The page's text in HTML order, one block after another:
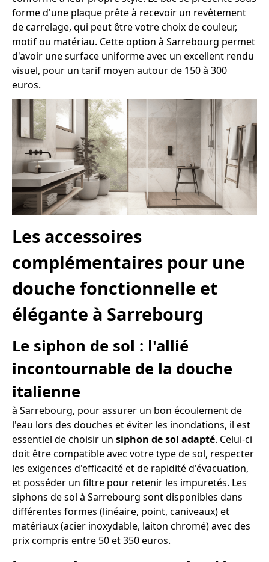
forme d'une plaque prête à recevoir un revêtement
de carrelage, qui peut être votre choix de couleur,
motif ou matériau. Cette option à Sarrebourg permet
d'avoir une surface uniforme avec un excellent rendu
visuel, pour un tarif moyen autour de 150 à 300
euros.
Les accessoires
complémentaires pour une
douche fonctionnelle et
élégante à Sarrebourg
Le siphon de sol : l'allié
incontournable de la douche
italienne
à Sarrebourg, pour assurer un bon écoulement de
l'eau lors des douches et éviter les inondations, il est
essentiel de choisir un siphon de sol adapté. Celui-ci
doit être compatible avec votre type de sol, respecter
les exigences d'efficacité et de rapidité d'évacuation,
et posséder un filtre pour retenir les impuretés. Les
siphons de sol à Sarrebourg sont disponibles dans
différentes formes (linéaire, point, caniveaux) et
matériaux (acier inoxydable, laiton chromé) avec des
prix compris entre 50 et 350 euros.